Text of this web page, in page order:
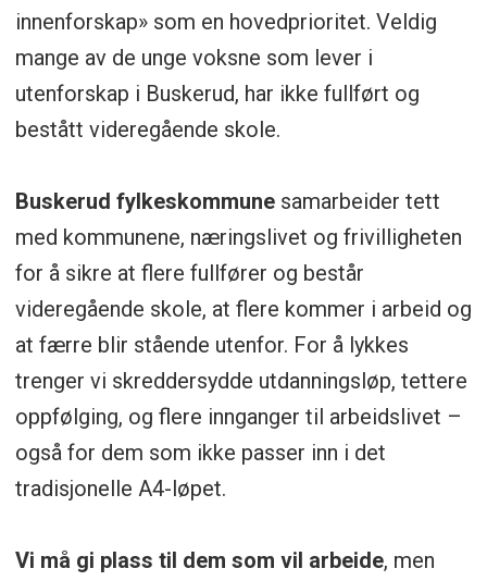
innenforskap» som en hovedprioritet. Veldig
mange av de unge voksne som lever i
utenforskap i Buskerud, har ikke fullført og
bestått videregående skole.
Buskerud fylkeskommunesamarbeider tett
med kommunene, næringslivet og frivilligheten
for å sikre at flere fullfører og består
videregående skole, at flere kommer i arbeid og
at færre blir stående utenfor. For å lykkes
trenger vi skreddersydde utdanningsløp, tettere
oppfølging, og flere innganger til arbeidslivet –
også for dem som ikke passer inn i det
tradisjonelle A4-løpet.
Vi må gi plass til dem som vil arbeide, men